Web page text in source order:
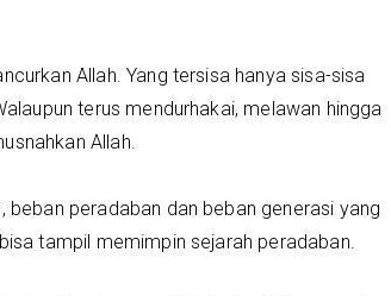
Allah. Yang tersisa hanya sisa-sisa
terus mendurhakai, melawan hingga
Allah.
beban peradaban dan beban generasi yang
tampil memimpin sejarah peradaban.